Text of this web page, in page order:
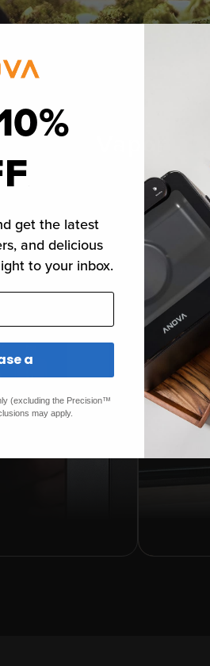
get the latest
and delicious
to your inbox.
a
(excluding the Precision™
may apply.